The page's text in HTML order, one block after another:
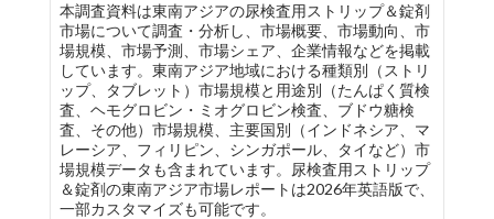
本調査資料は東南アジアの尿検査用ストリップ＆錠剤
市場について調査・分析し、市場概要、市場動向、市
場規模、市場予測、市場シェア、企業情報などを掲載
しています。東南アジア地域における種類別（ストリ
ップ、タブレット）市場規模と用途別（たんぱく質検
査、ヘモグロビン・ミオグロビン検査、ブドウ糖検
査、その他）市場規模、主要国別（インドネシア、マ
レーシア、フィリピン、シンガポール、タイなど）市
場規模データも含まれています。尿検査用ストリップ
＆錠剤の東南アジア市場レポートは2026年英語版で、
一部カスタマイズも可能です。